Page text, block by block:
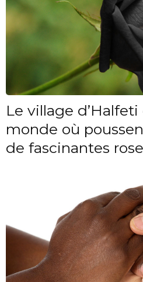
Le village
monde où
de fascinantes